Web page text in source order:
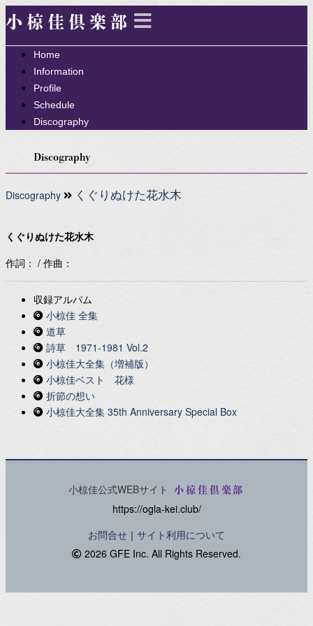
小椋佳倶楽部
Home
Information
Profile
Schedule
Discography
Discography
Discography くぐりぬけた花水木
くぐりぬけた花水木
作詞： / 作曲：
収録アルバム
小椋佳 全集
道草
詩草 1971-1981 Vol.2
小椋佳大全集（増補版）
小椋佳ベスト 花様
折節の想い
小椋佳大全集 35th Anniversary Special Box
小椋佳公式WEBサイト 小椋佳倶楽部
https://ogla-kei.club/
お問合せ ｜ サイト利用について
2026 GFE Inc. All Rights Reserved.